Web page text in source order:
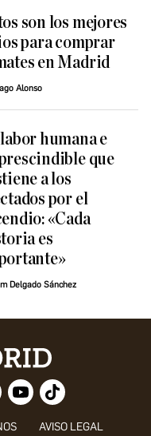
son los mejores
para comprar
en Madrid
Alonso
humana e
que
a los
por el
«Cada
es
Delgado Sánchez
AVISO LEGAL